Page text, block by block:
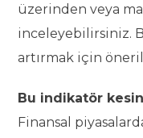
üzerinden veya
inceleyebilirsiniz.
artırmak için
Bu indikatör
Finansal